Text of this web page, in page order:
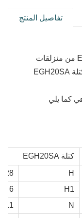
تفاصيل المنتج
تنتمي كتلة EGH20SA إلى سلسلة EG من منزلقات
الكرات ذات الفتحتين، ويتم استخدام كتلة EGH20SA
كتلة EGH20SA
H
28
H1
6
N
11